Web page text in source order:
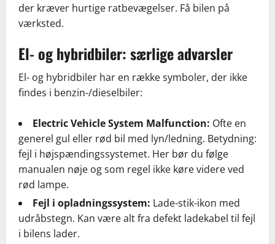
der kræver hurtige ratbevægelser. Få bilen på
værksted.
El- og hybridbiler: særlige advarsler
El- og hybridbiler har en række symboler, der ikke
findes i benzin-/dieselbiler:
Electric Vehicle System Malfunction: Ofte en
generel gul eller rød bil med lyn/ledning. Betydning:
fejl i højspændingssystemet. Her bør du følge
manualen nøje og som regel ikke køre videre ved
rød lampe.
Fejl i opladningssystem: Lade-stik-ikon med
udråbstegn. Kan være alt fra defekt ladekabel til fejl
i bilens lader.